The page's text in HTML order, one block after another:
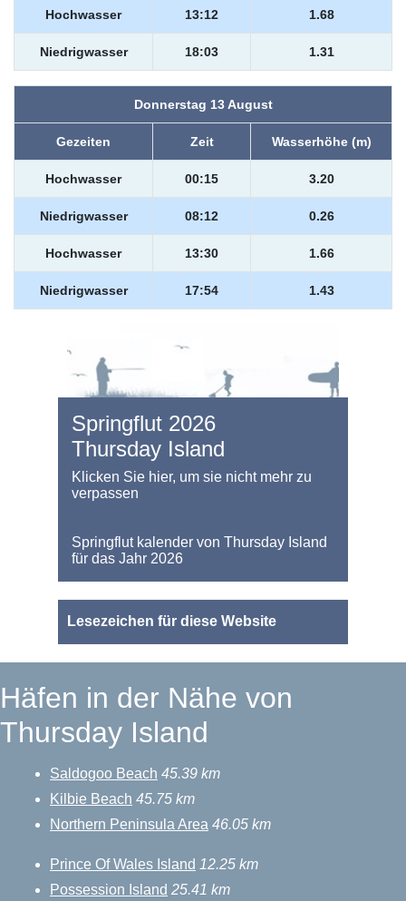
Hochwasser 13:12 1.68
Niedrigwasser 18:03 1.31
Donnerstag 13 August
Gezeiten Zeit Wasserhöhe (m)
Hochwasser 00:15 3.20
Niedrigwasser 08:12 0.26
Hochwasser 13:30 1.66
Niedrigwasser 17:54 1.43
Springflut 2026
Thursday Island
Klicken Sie hier, um sie nicht mehr zu
verpassen
Springflut kalender von Thursday Island
für das Jahr 2026
Lesezeichen für diese Website
Häfen in der Nähe von
Thursday Island
Saldogoo Beach 45.39 km
Kilbie Beach 45.75 km
Northern Peninsula Area 46.05 km
Prince Of Wales Island 12.25 km
Possession Island 25.41 km